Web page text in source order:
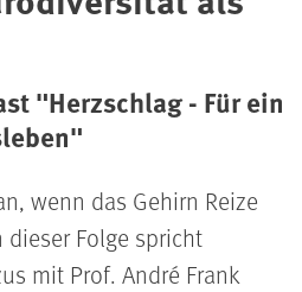
"Herzschlag - Für ein
wenn das Gehirn Reize
dieser Folge spricht
mit Prof. André Frank